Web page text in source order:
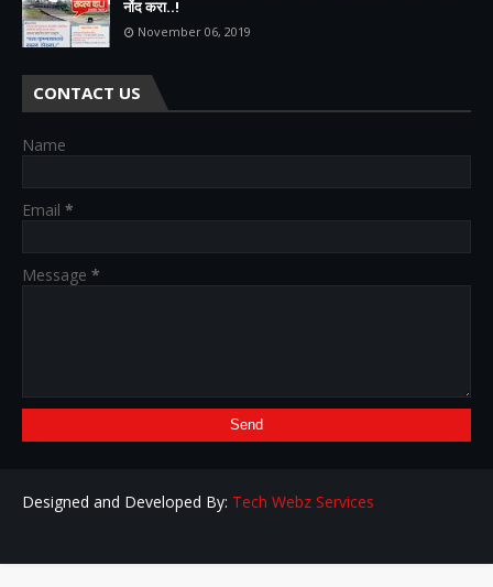
नोंद करा..!
November 06, 2019
CONTACT US
Name
Email *
Message *
Designed and Developed By: Tech Webz Services